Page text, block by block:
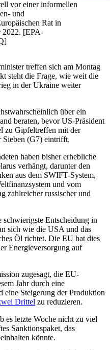
vor einer informellen
und
Rat in
2022. [EPA-
treffen sich am Montag
steht die Frage, wie weit die
in der Ukraine weiter
über ein
beraten, bevor US-Präsident
zu Gipfeltreffen mit der
(G7) eintrifft.
haben bisher erhebliche
verhängt, darunter den
aus dem SWIFT-System,
und vom
zahlreicher russischer und
Entscheidung in
sich wie die USA und das
Öl richtet. Die EU hat dies
Energieversorgung auf
zugesagt, die EU-
Jahr durch eine
Steigerung der Produktion
Drittel zu reduzieren.
es letzte Woche nicht zu viel
Sanktionspaket, das
könnte.